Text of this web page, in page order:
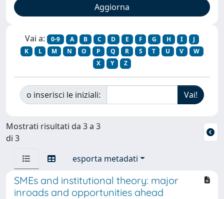
Vai a: 0-9 A B C D E F G H I
J
K
L M N O P Q R S T U V
W
X
Y Z
o inserisci le iniziali:
Mostrati risultati da 3 a 3
di 3
esporta metadati
SMEs and institutional theory: major
inroads and opportunities ahead